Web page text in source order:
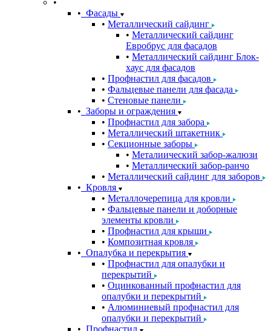
Фасады
Металлический сайдинг
Металлический сайдинг
Евробрус для фасадов
Металлический сайдинг Блок-
хаус для фасадов
Профнастил для фасадов
Фальцевые панели для фасада
Стеновые панели
Заборы и ограждения
Профнастил для забора
Металлический штакетник
Секционные заборы
Металиический забор-жалюзи
Металлический забор-ранчо
Металлический сайдинг для заборов
Кровля
Металлочерепица для кровли
Фальцевые панели и доборные
элементы кровли
Профнастил для крыши
Композитная кровля
Опалубка и перекрытия
Профнастил для опалубки и
перекрытий
Оцинкованный профнастил для
опалубки и перекрытий
Алюминиевый профнастил для
опалубки и перекрытий
Профнастил